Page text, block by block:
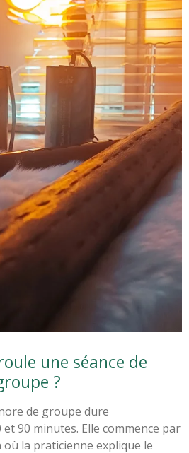
une séance de
?
de groupe dure
90 minutes. Elle commence par
la praticienne explique le